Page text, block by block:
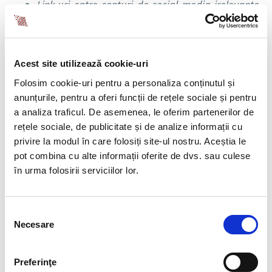
Acest site utilizează cookie-uri
Folosim cookie-uri pentru a personaliza conținutul și
anunțurile, pentru a oferi funcții de rețele sociale și pentru
a analiza traficul. De asemenea, le oferim partenerilor de
rețele sociale, de publicitate și de analize informații cu
privire la modul în care folosiți site-ul nostru. Aceștia le
pot combina cu alte informații oferite de dvs. sau culese
în urma folosirii serviciilor lor.
consimțământului
Necesare
Preferinţe
Link-uri catre conturi de social media irelevante
contul de LinkedIn unde ai detaliate proiecte, abilitati
sau perioade de voluntariat. Contul de Instagram,
pagina de Pinterest sau pagina proprie de Facebook
nu isi au locul in CV cat timp nu au relevanta pentru
pozitie.
BONUS! GRESELI IN CV CARE
II POT DETERMINA PE
RECRUITERI SA TE IGNORE
Evita aceste greseli si sansele tale de a obtine
interviul de angajare
si implicit jobul cresc
Te concentrezi mai mult pe responsabilitati